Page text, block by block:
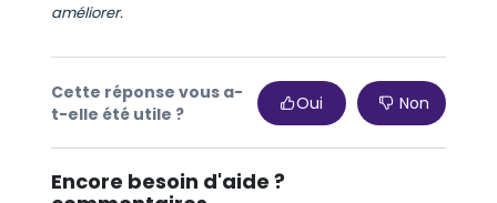
améliorer.
Cette réponse vous a-
t-elle été utile ?
Oui Non
Encore besoin d'aide ?